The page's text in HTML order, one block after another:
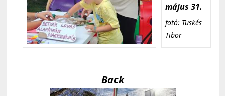
május 31.
fotó: Tüskés
Tibor
Back